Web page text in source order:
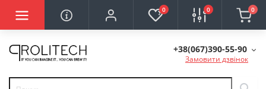
0 0 0
+38(067)390-55-90
Замовити дзвінок